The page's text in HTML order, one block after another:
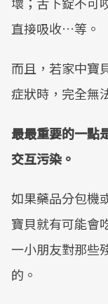
直接吸收…等。
而且，若家中寶
症狀時，完全無
最最重要的一點
交互污染。
如果藥品分包機
寶貝就有可能會
一小朋友對那些
的。